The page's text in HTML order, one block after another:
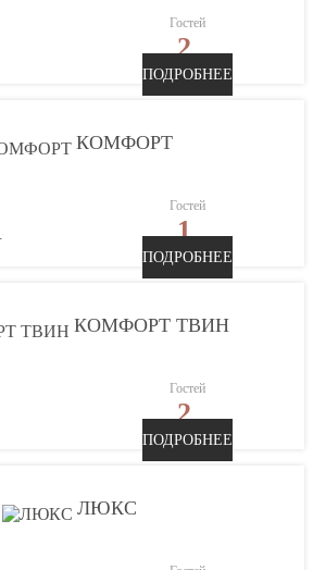
Гостей
2
ПОДРОБНЕЕ
КОМФОРТ
Гостей
1
ПОДРОБНЕЕ
КОМФОРТ ТВИН
Гостей
2
ПОДРОБНЕЕ
ЛЮКС